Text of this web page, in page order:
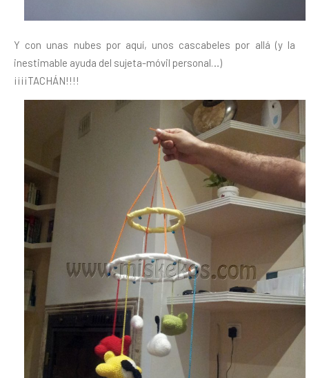
Y con unas nubes por aquí, unos cascabeles por allá (y la
inestimable ayuda del sujeta-móvil personal…)
¡¡¡¡TACHÁN!!!!